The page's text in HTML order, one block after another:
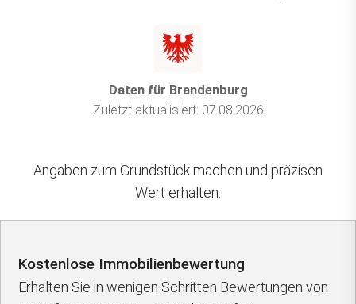
Daten für Brandenburg
Zuletzt aktualisiert: 07.08.2026
Angaben zum Grundstück machen und präzisen
Wert erhalten:
Kostenlose Immobilienbewertung
Erhalten Sie in wenigen Schritten Bewertungen von